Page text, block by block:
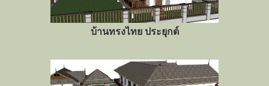
บ้านทรงไทย ประยุกต์